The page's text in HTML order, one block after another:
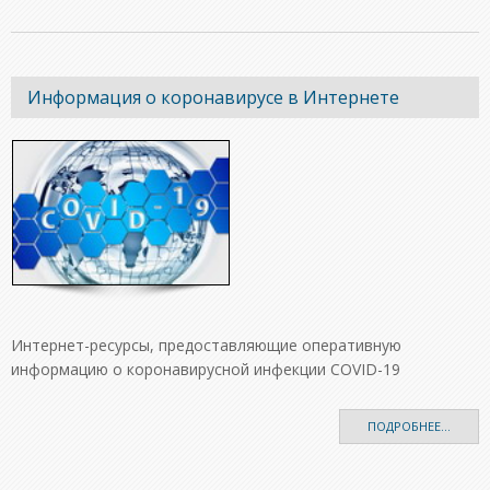
Информация о коронавирусе в Интернете
Интернет-ресурсы, предоставляющие оперативную
информацию о коронавирусной инфекции COVID-19
ПОДРОБНЕЕ...